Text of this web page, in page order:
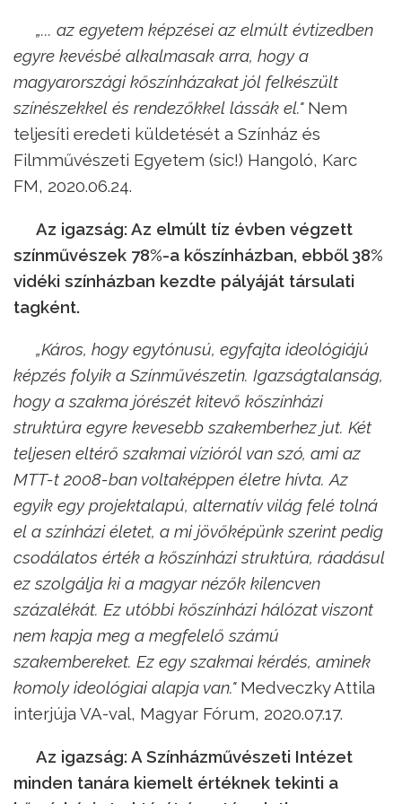
„... az egyetem képzései az elmúlt évtizedben
egyre kevésbé alkalmasak arra, hogy a
magyarországi kőszínházakat jól felkészült
színészekkel és rendezőkkel lássák el."Nem
teljesíti eredeti küldetését a Színház és
Filmművészeti Egyetem (sic!) Hangoló, Karc
FM, 2020.06.24.
Az igazság: Az elmúlt tíz évben végzett
színművészek 78%-a kőszínházban, ebből 38%
vidéki színházban kezdte pályáját társulati
tagként.
„Káros, hogy egytónusú, egyfajta ideológiájú
képzés folyik a Színművészetin. Igazságtalanság,
hogy a szakma jórészét kitevő kőszínházi
struktúra egyre kevesebb szakemberhez jut. Két
teljesen eltérő szakmai vízióról van szó, ami az
MTT-t 2008-ban voltaképpen életre hívta. Az
egyik egy projektalapú, alternatív világ felé tolná
el a színházi életet, a mi jövőképünk szerint pedig
csodálatos érték a kőszínházi struktúra, ráadásul
ez szolgálja ki a magyar nézők kilencven
százalékát. Ez utóbbi kőszínházi hálózat viszont
nem kapja meg a megfelelő számú
szakembereket. Ez egy szakmai kérdés, aminek
komoly ideológiai alapja van."Medveczky Attila
interjúja VA-val, Magyar Fórum, 2020.07.17.
Az igazság: A Színházművészeti Intézet
minden tanára kiemelt értéknek tekinti a